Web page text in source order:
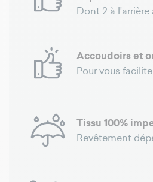
Dont 2 à l'arrière
Accoudoirs et
Pour vous
Tissu 100%
Revêtement